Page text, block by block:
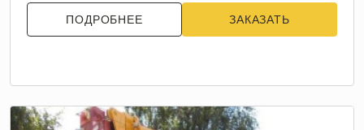
ПОДРОБНЕЕ ЗАКАЗАТЬ